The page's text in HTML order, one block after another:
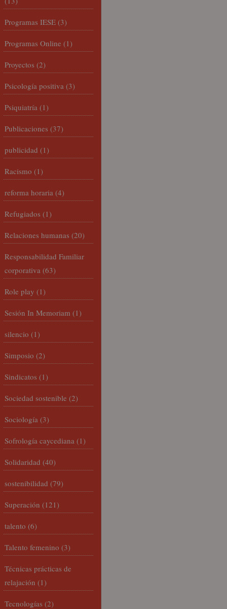
Programas IESE (3)
Programas Online (1)
Proyectos (2)
Psicología positiva (3)
Psiquiatría (1)
Publicaciones (37)
publicidad (1)
Racismo (1)
reforma horaria (4)
Refugiados (1)
Relaciones humanas (20)
Responsabilidad Familiar
corporativa (63)
Role play (1)
Sesión In Memoriam (1)
silencio (1)
Simposio (2)
Sindicatos (1)
Sociedad sostenible (2)
Sociología (3)
Sofrología caycediana (1)
Solidaridad (40)
sostenibilidad (79)
Superación (121)
talento (6)
Talento femenino (3)
Técnicas prácticas de
relajación (1)
Tecnologías (2)